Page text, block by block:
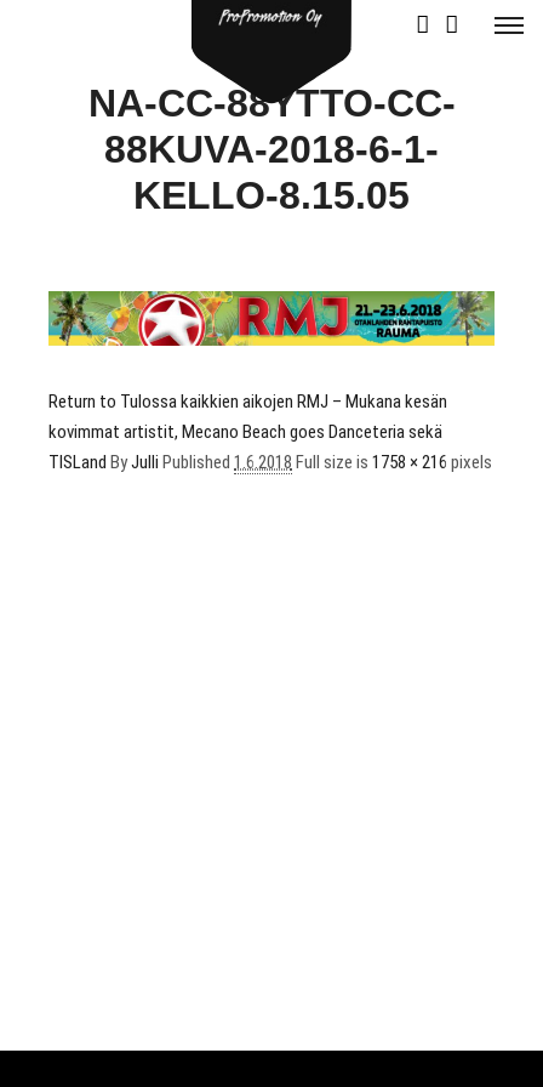
NA-CC-88YTTO-CC-
88KUVA-2018-6-1-
KELLO-8.15.05
Return to Tulossa kaikkien aikojen RMJ – Mukana kesän
kovimmat artistit, Mecano Beach goes Danceteria sekä
TISLand ByJulli Published 1.6.2018 Full size is 1758 × 216 pixels